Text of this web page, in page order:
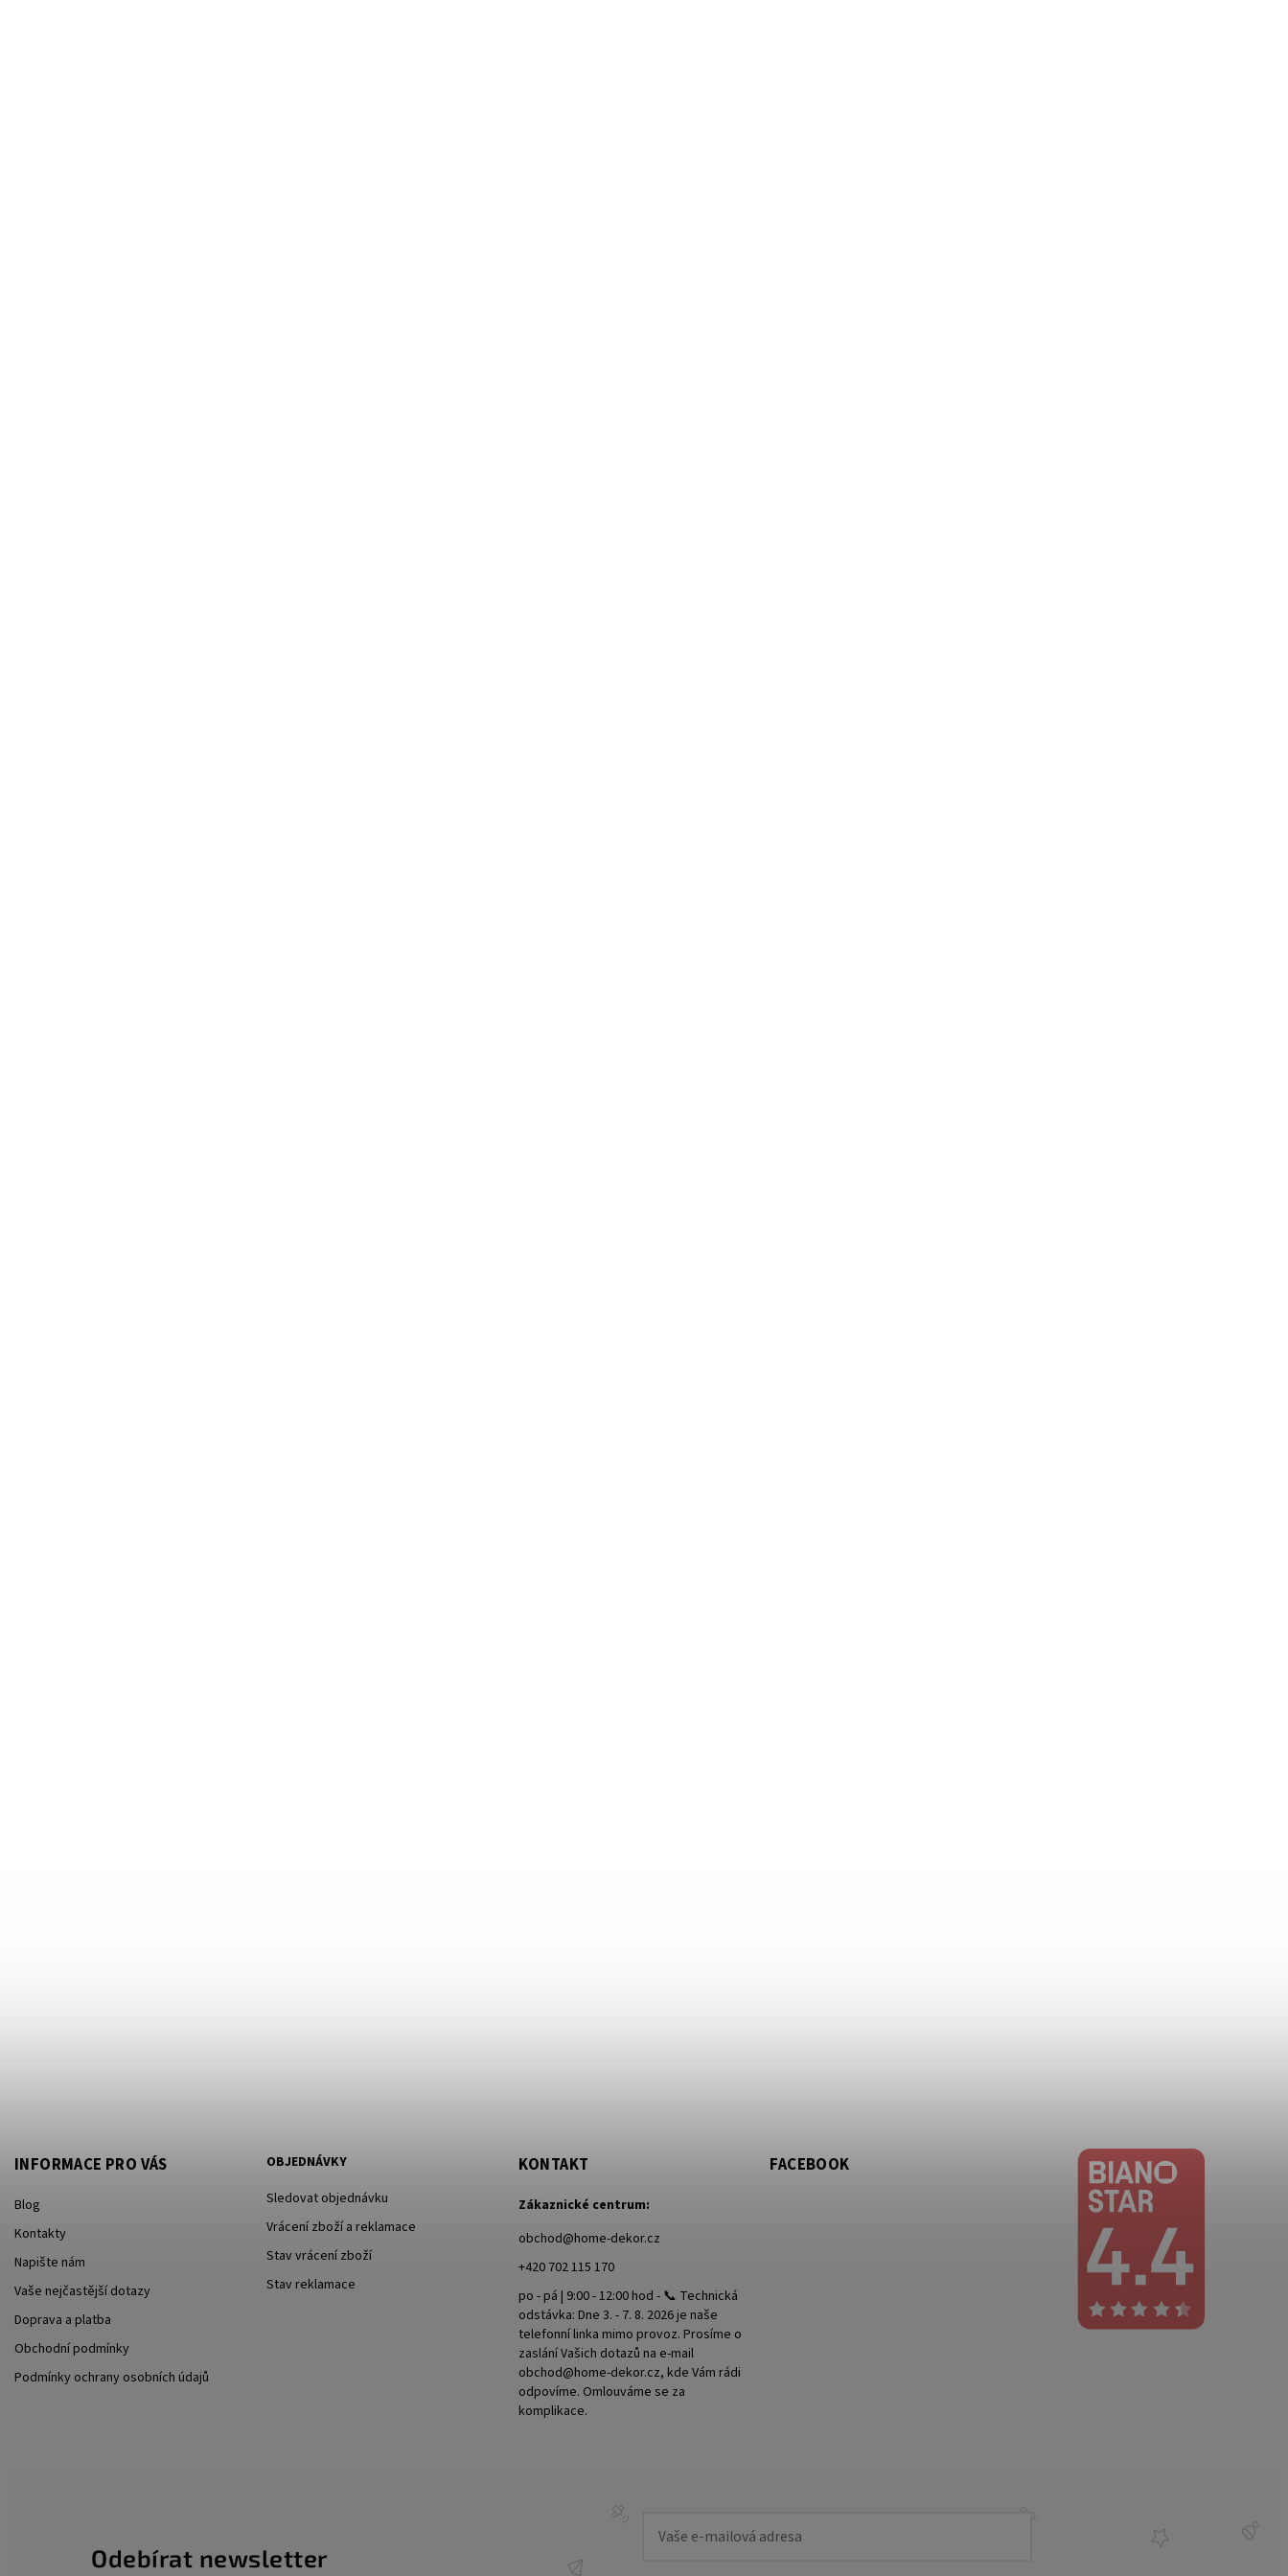
INFORMACE PRO VÁS
Blog
Kontakty
Napište nám
Vaše nejčastější dotazy
Doprava a platba
Obchodní podmínky
Podmínky ochrany osobních údajů
OBJEDNÁVKY
Sledovat objednávku
Vrácení zboží a reklamace
Stav vrácení zboží
Stav reklamace
Odebírat newsletter
KONTAKT
Zákaznické centrum:
obchod@home-dekor.cz
+420 702 115 170
po - pá | 9:00 - 12:00 hod - 📞 Technická
odstávka: Dne 3. - 7. 8. 2026 je naše
telefonní linka mimo provoz. Prosíme o
zaslání Vašich dotazů na e-mail
obchod@home-dekor.cz, kde Vám rádi
odpovíme. Omlouváme se za
komplikace.
FACEBOOK